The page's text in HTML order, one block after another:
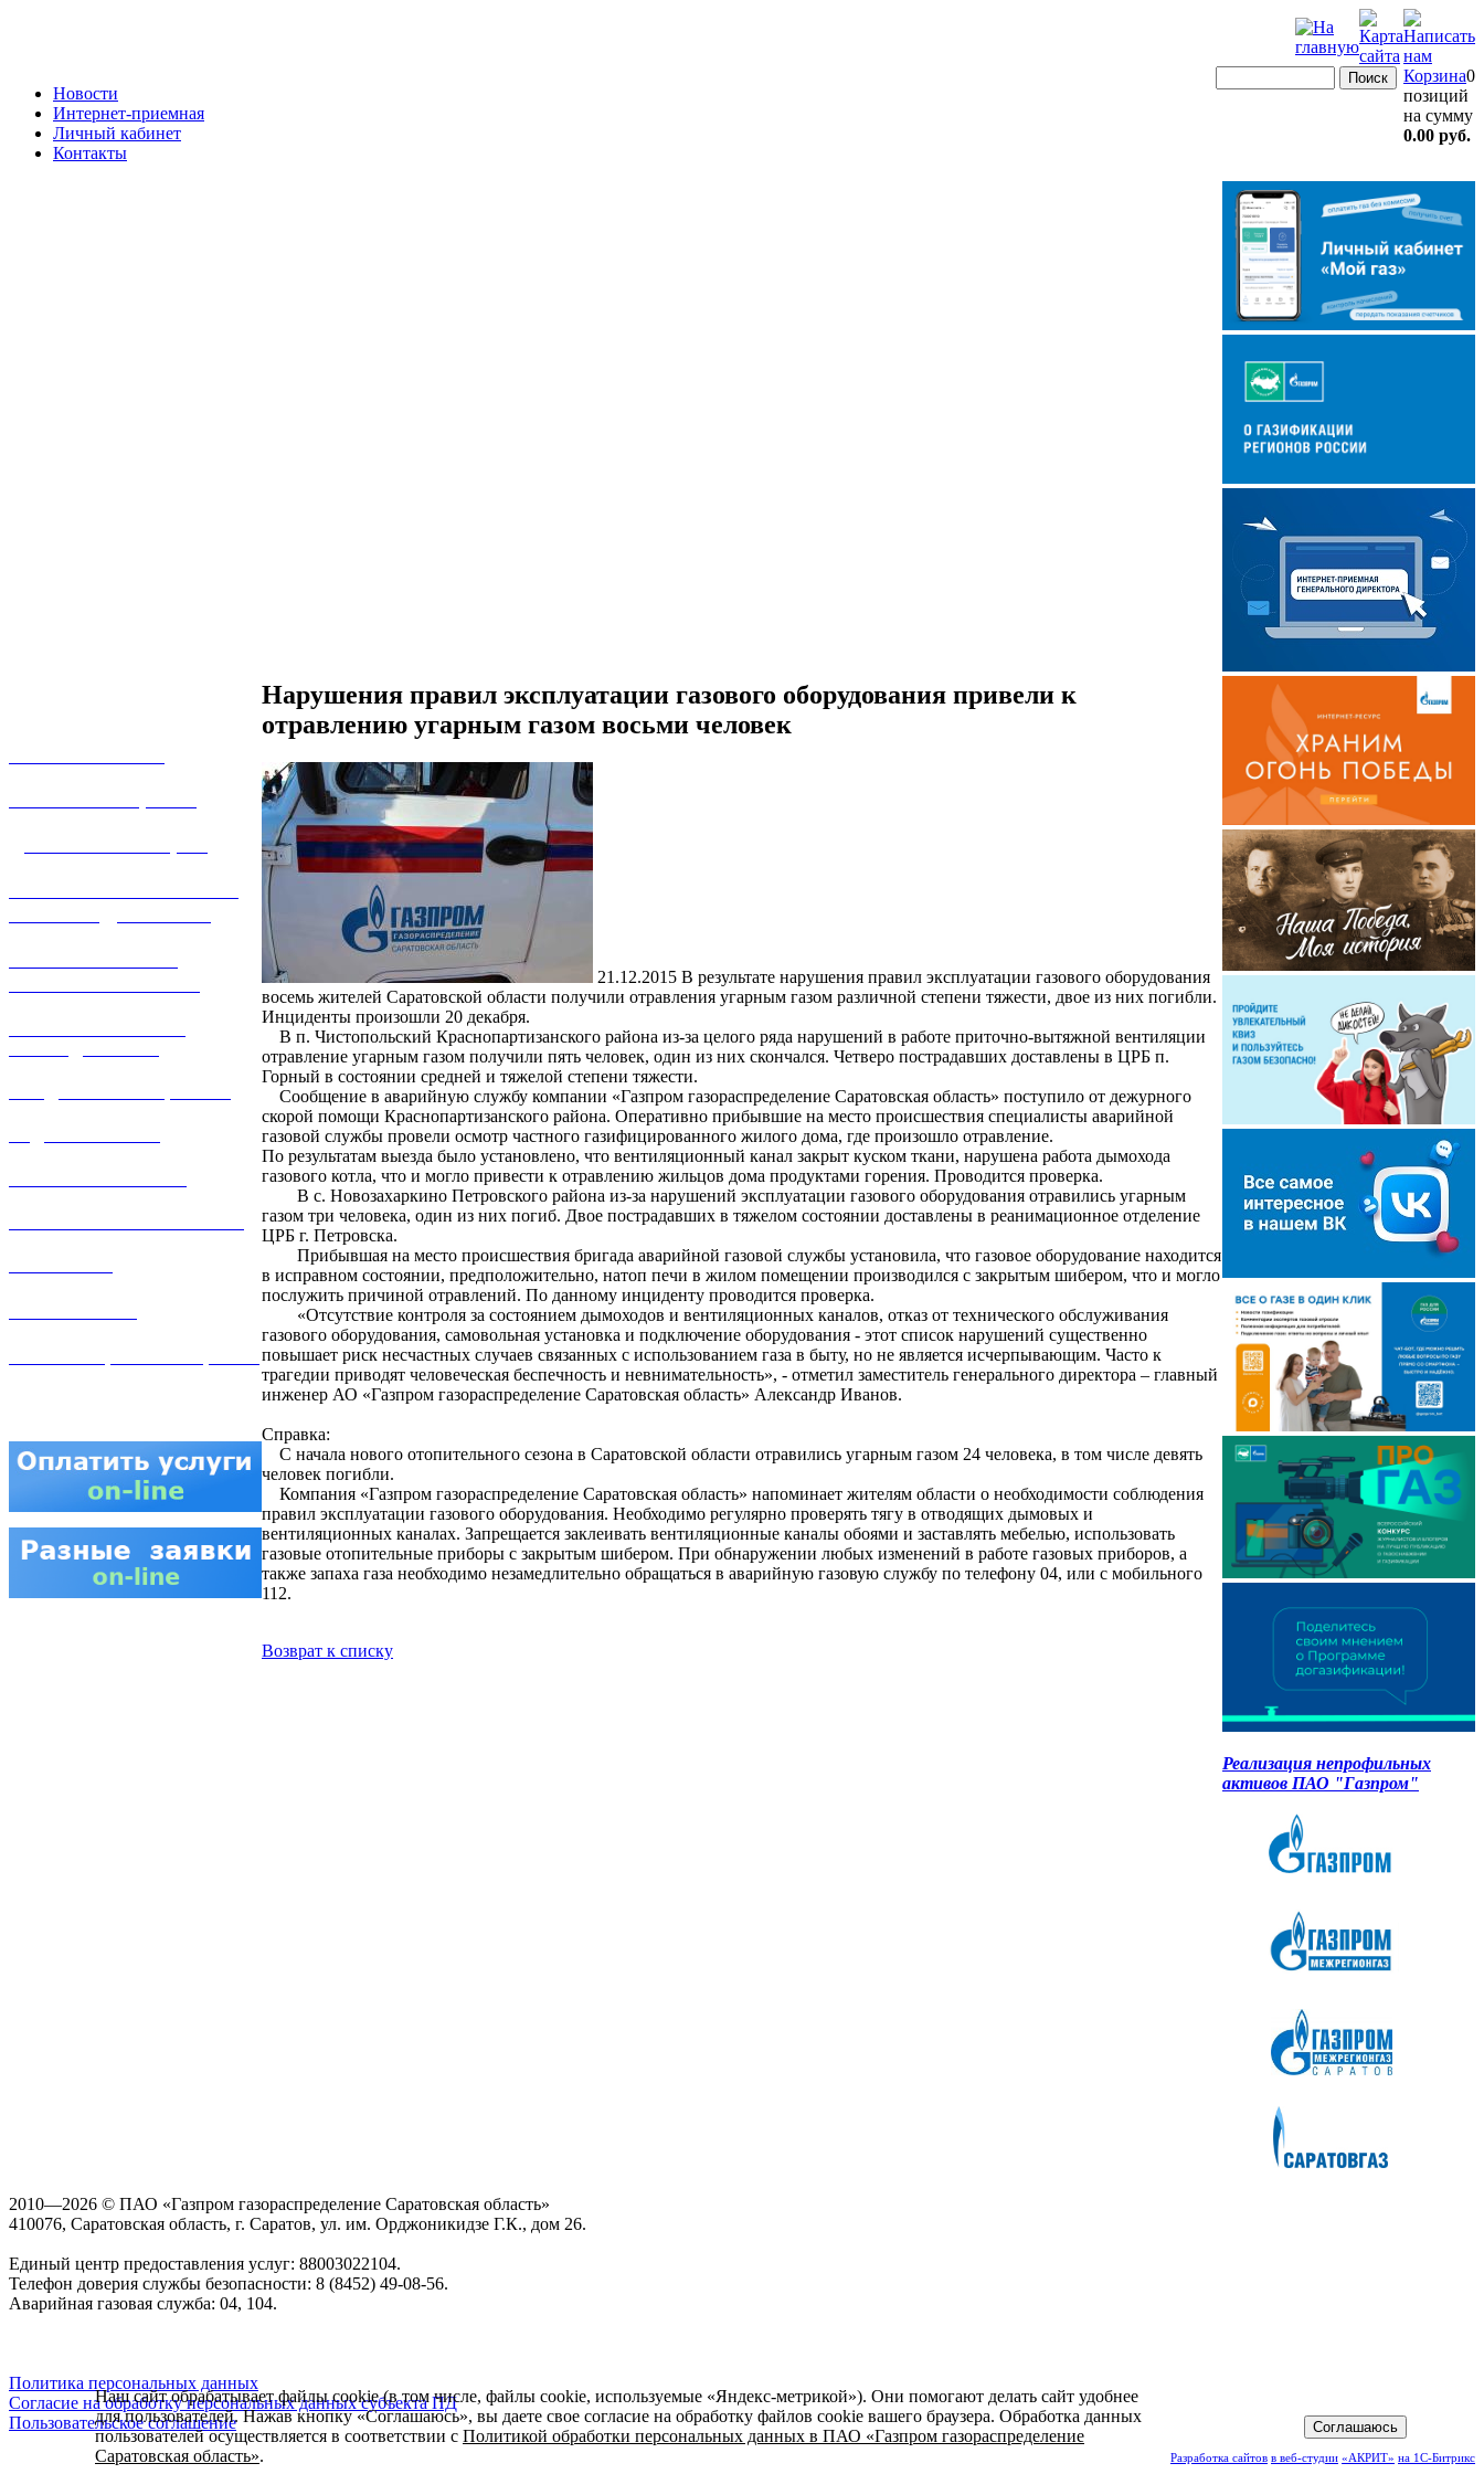
Новости
Интернет-приемная
Личный кабинет
Контакты
Корзина0
позиций
на сумму
0.00 руб.
Нарушения правил эксплуатации газового оборудования привели к
отравлению угарным газом восьми человек
21.12.2015 В результате нарушения правил эксплуатации газового оборудования
восемь жителей Саратовской области получили отравления угарным газом различной степени тяжести, двое из них погибли.
Инциденты произошли 20 декабря.
В п. Чистопольский Краснопартизанского района из-за целого ряда нарушений в работе приточно-вытяжной вентиляции
отравление угарным газом получили пять человек, один из них скончался. Четверо пострадавших доставлены в ЦРБ п.
Горный в состоянии средней и тяжелой степени тяжести.
Сообщение в аварийную службу компании «Газпром газораспределение Саратовская область» поступило от дежурного
скорой помощи Краснопартизанского района. Оперативно прибывшие на место происшествия специалисты аварийной
газовой службы провели осмотр частного газифицированного жилого дома, где произошло отравление.
По результатам выезда было установлено, что вентиляционный канал закрыт куском ткани, нарушена работа дымохода
газового котла, что и могло привести к отравлению жильцов дома продуктами горения. Проводится проверка.
В с. Новозахаркино Петровского района из-за нарушений эксплуатации газового оборудования отравились угарным
газом три человека, один из них погиб. Двое пострадавших в тяжелом состоянии доставлены в реанимационное отделение
ЦРБ г. Петровска.
Прибывшая на место происшествия бригада аварийной газовой службы установила, что газовое оборудование находится
в исправном состоянии, предположительно, натоп печи в жилом помещении производился с закрытым шибером, что и могло
послужить причиной отравлений. По данному инциденту проводится проверка.
«Отсутствие контроля за состоянием дымоходов и вентиляционных каналов, отказ от технического обслуживания
газового оборудования, самовольная установка и подключение оборудования - этот список нарушений существенно
повышает риск несчастных случаев связанных с использованием газа в быту, но не является исчерпывающим. Часто к
трагедии приводят человеческая беспечность и невнимательность», - отметил заместитель генерального директора – главный
инженер АО «Газпром газораспределение Саратовская область» Александр Иванов.
Справка:
С начала нового отопительного сезона в Саратовской области отравились угарным газом 24 человека, в том числе девять
человек погибли.
Компания «Газпром газораспределение Саратовская область» напоминает жителям области о необходимости соблюдения
правил эксплуатации газового оборудования. Необходимо регулярно проверять тягу в отводящих дымовых и
вентиляционных каналах. Запрещается заклеивать вентиляционные каналы обоями и заставлять мебелью, использовать
газовые отопительные приборы с закрытым шибером. При обнаружении любых изменений в работе газовых приборов, а
также запаха газа необходимо незамедлительно обращаться в аварийную газовую службу по телефону 04, или с мобильного
112.
Возврат к списку
Реализация непрофильных
активов ПАО "Газпром"
2010—2026 © ПАО «Газпром газораспределение Саратовская область»
410076, Саратовская область, г. Саратов, ул. им. Орджоникидзе Г.К., дом 26.
Единый центр предоставления услуг: 88003022104.
Телефон доверия службы безопасности: 8 (8452) 49-08-56.
Аварийная газовая служба: 04, 104.
Политика персональных данных
Согласие на обработку персональных данных субъекта ПД
Пользовательское соглашение
Разработка сайтов в веб-студии «АКРИТ» на 1С-Битрикс
Наш сайт обрабатывает файлы cookie (в том числе, файлы cookie, используемые «Яндекс-метрикой»). Они помогают делать сайт удобнее
для пользователей. Нажав кнопку «Соглашаюсь», вы даете свое согласие на обработку файлов cookie вашего браузера. Обработка данных
пользователей осуществляется в соответствии с Политикой обработки персональных данных в ПАО «Газпром газораспределение
Саратовская область».
Соглашаюсь